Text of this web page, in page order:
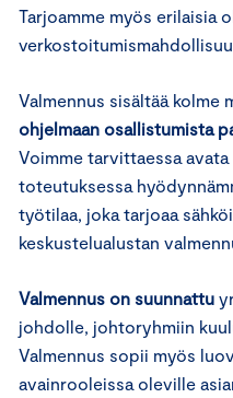
Tarjoamme myös erilaisia
Valmennus sisältää kolme
ohjelmaan osallistumista
Voimme tarvittaessa
toteutuksessa
työtilaa, joka tarjoaa
keskustelualustan
Valmennus on suunnattu
johdolle, johtoryhmiin
Valmennus sopii myös
avainrooleissa oleville